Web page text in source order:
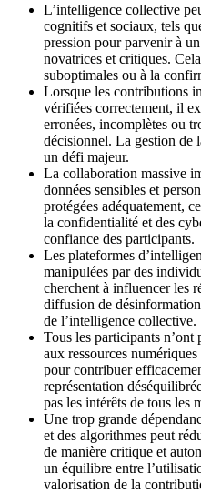
L’intelligence collective
cognitifs et sociaux, tels
pression pour parvenir à
novatrices et critiques.
suboptimales ou à la
Lorsque les contributions
vérifiées correctement, il
erronées, incomplètes ou
décisionnel. La gestion de
un défi majeur.
La collaboration massive
données sensibles et
protégées adéquatement,
la confidentialité et des
confiance des participants.
Les plateformes
manipulées par des
cherchent à influencer les
diffusion de
de l’intelligence collective.
Tous les participants n’ont
aux ressources
pour contribuer
représentation
pas les intérêts de tous les
Une trop grande
et des algorithmes peut
de manière critique et
un équilibre entre
valorisation de la